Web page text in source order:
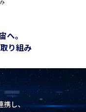
へ。
り組み
し、